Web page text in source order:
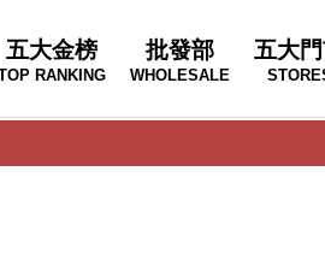
五大金榜
RANKING
批發部
WHOLESALE
五大